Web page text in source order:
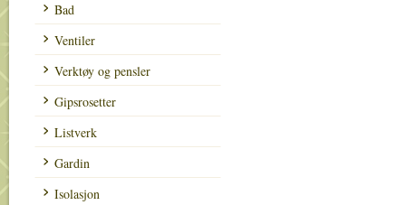
Bad
Ventiler
Verktøy og pensler
Gipsrosetter
Listverk
Gardin
Isolasjon